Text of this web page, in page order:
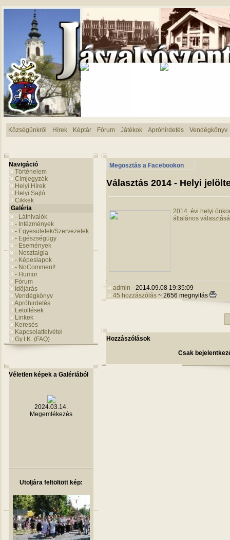
Községünkről Hírek Képtár Fórum Játékok Apróhirdetés Vendégkönyv
Navigáció
Történelem
Címjegyzék
Helyi Hírek
Helyi Sajtó
Cikkek
Galéria
- Látnivalók
- Intézmények
- Egyesületek/Szervezetek
- Egészségügy
- Események
- Nosztalgia
- Képeslapok
- NoComment!
- Humor
Fórum
Idõjárás
Vendégkönyv
Apróhirdetés
Letöltések
Linkek
Keresés
Kapcsolatfelvétel
Gy.I.K. (FAQ)
Véletlen képek a Galériából
2024.03.14.
Megemlékezés
Utoljára feltöltött kép:
Megosztás a Facebookon
Választás 2014 - Helyi
2014. évi helyi
általános
admin - 2014.09.08 19:35:09
45 hozzászólás ~ 2656 megnyitás
Hozzászólások
Csak